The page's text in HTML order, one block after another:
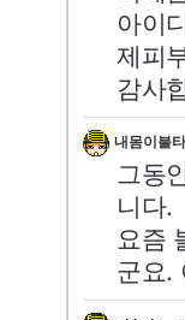
아이
제피
감사
내몸이불타
그동
니다.
요즘
군요.